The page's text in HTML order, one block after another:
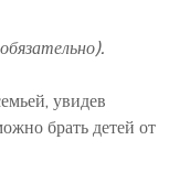
увидев
брать детей от